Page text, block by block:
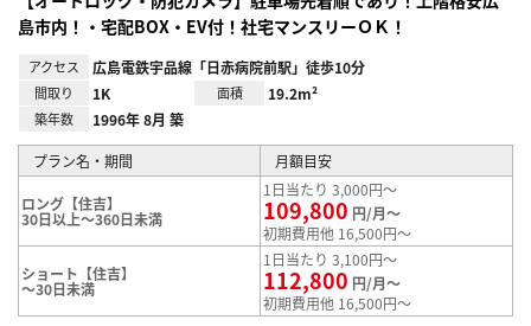
島市内！・宅配BOX・EV付！社宅マンスリーＯＫ！
アクセス 広島電鉄宇品線「日赤病院前駅」徒歩10分
間取り 1K 面積 19.2m²
築年数 1996年 8月 築
プラン名・期間 月額目安
ロング【住吉】
30日以上～360日未満
1日当たり 3,000円～
109,800 円/月～
初期費用他 16,500円～
ショート【住吉】
～30日未満
1日当たり 3,100円～
112,800 円/月～
初期費用他 16,500円～